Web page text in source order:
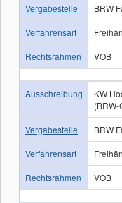
Vergabestelle
BRW
Verfahrensart
Rechtsrahmen
VOB
Ausschreibung
KW
Vergabestelle
BRW
Verfahrensart
Rechtsrahmen
VOB